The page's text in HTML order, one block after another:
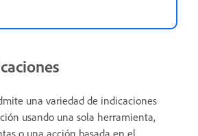
una variedad de indicaciones
usando una sola herramienta,
o una acción basada en el